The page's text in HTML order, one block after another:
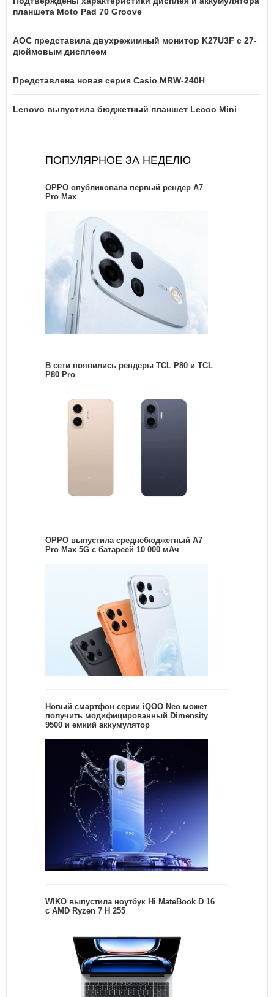
планшета Moto Pad 70 Groove
AOC представила двухрежимный монитор K27U3F с 27-
дюймовым дисплеем
Представлена новая серия Casio MRW-240H
Lenovo выпустила бюджетный планшет Lecoo Mini
ПОПУЛЯРНОЕ ЗА НЕДЕЛЮ
OPPO опубликовала первый рендер A7
Pro Max
В сети появились рендеры TCL P80 и TCL
P80 Pro
OPPO выпустила среднебюджетный A7
Pro Max 5G с батареей 10 000 мАч
Новый смартфон серии iQOO Neo может
получить модифицированный Dimensity
9500 и емкий аккумулятор
WIKO выпустила ноутбук Hi MateBook D 16
с AMD Ryzen 7 H 255